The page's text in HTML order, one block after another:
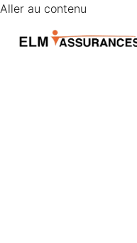
Aller au contenu